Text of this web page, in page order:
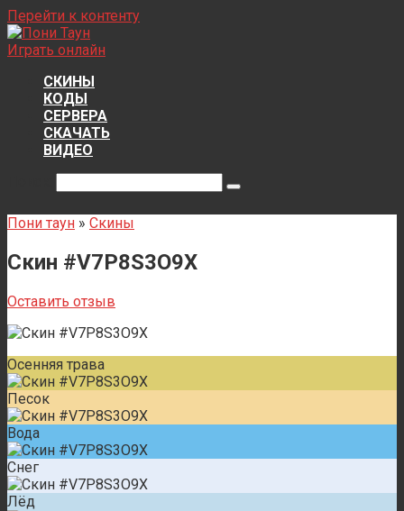
Перейти к контенту
Играть онлайн
СКИНЫ
КОДЫ
СЕРВЕРА
СКАЧАТЬ
ВИДЕО
Пони таун » Скины
Скин #V7P8S3O9X
Оставить отзыв
Осенняя трава
Песок
Вода
Снег
Лёд